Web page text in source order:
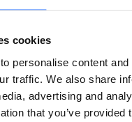
cookies
personalise content
traffic. We also share
advertising and
that you’ve